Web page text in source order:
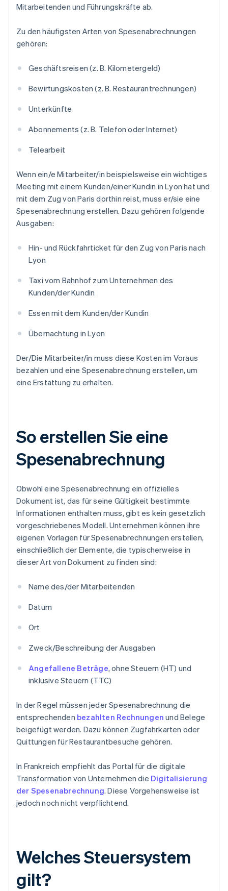
Mitarbeitenden und Führungskräfte ab.
Zu den häufigsten Arten von Spesenabrechnungen
gehören:
Geschäftsreisen (z. B. Kilometergeld)
Bewirtungskosten (z. B. Restaurantrechnungen)
Unterkünfte
Abonnements (z. B. Telefon oder Internet)
Telearbeit
Wenn ein/e Mitarbeiter/in beispielsweise ein wichtiges
Meeting mit einem Kunden/einer Kundin in Lyon hat und
mit dem Zug von Paris dorthin reist, muss er/sie eine
Spesenabrechnung erstellen. Dazu gehören folgende
Ausgaben:
Hin- und Rückfahrticket für den Zug von Paris nach
Lyon
Taxi vom Bahnhof zum Unternehmen des
Kunden/der Kundin
Essen mit dem Kunden/der Kundin
Übernachtung in Lyon
Der/Die Mitarbeiter/in muss diese Kosten im Voraus
bezahlen und eine Spesenabrechnung erstellen, um
eine Erstattung zu erhalten.
So erstellen Sie eine
Spesenabrechnung
Obwohl eine Spesenabrechnung ein offizielles
Dokument ist, das für seine Gültigkeit bestimmte
Informationen enthalten muss, gibt es kein gesetzlich
vorgeschriebenes Modell. Unternehmen können ihre
eigenen Vorlagen für Spesenabrechnungen erstellen,
einschließlich der Elemente, die typischerweise in
dieser Art von Dokument zu finden sind:
Name des/der Mitarbeitenden
Datum
Ort
Zweck/Beschreibung der Ausgaben
Angefallene Beträge, ohne Steuern (HT) und
inklusive Steuern (TTC)
In der Regel müssen jeder Spesenabrechnung die
entsprechenden bezahlten Rechnungen und Belege
beigefügt werden. Dazu können Zugfahrkarten oder
Quittungen für Restaurantbesuche gehören.
In Frankreich empfiehlt das Portal für die digitale
Transformation von Unternehmen die Digitalisierung
der Spesenabrechnung. Diese Vorgehensweise ist
jedoch noch nicht verpflichtend.
Welches Steuersystem
gilt?